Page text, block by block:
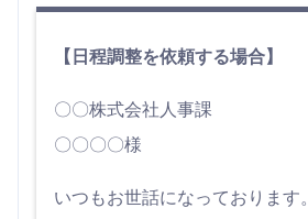
【日程調整を依頼する場合】
〇〇株式会社人事課
〇〇〇〇様
いつもお世話になっております。